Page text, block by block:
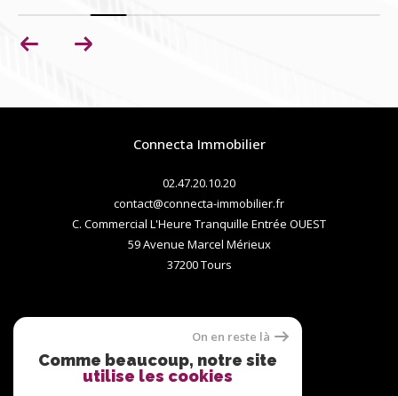
Connecta Immobilier
02.47.20.10.20
contact@connecta-immobilier.fr
C. Commercial L'Heure Tranquille Entrée OUEST
59 Avenue Marcel Mérieux
37200 tours
Nous suivre sur
On en reste là
Comme beaucoup, notre site
utilise les cookies